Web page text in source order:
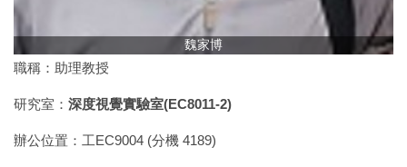
魏家博
職稱：助理教授
研究室： 深度視覺實驗室(EC8011-2)
辦公位置：工EC9004 (分機 4189)